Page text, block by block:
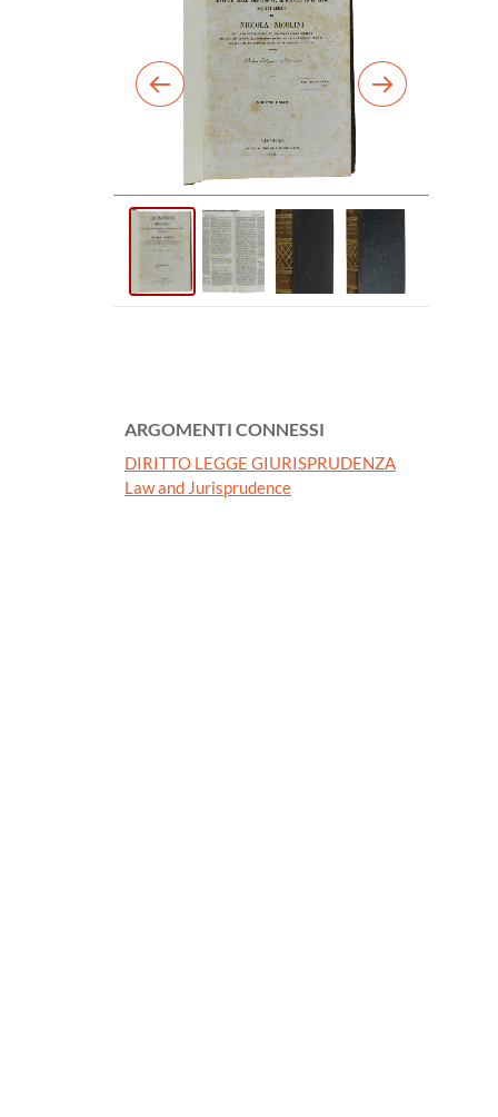
ARGOMENTI CONNESSI
DIRITTO LEGGE GIURISPRUDENZA
Law and Jurisprudence